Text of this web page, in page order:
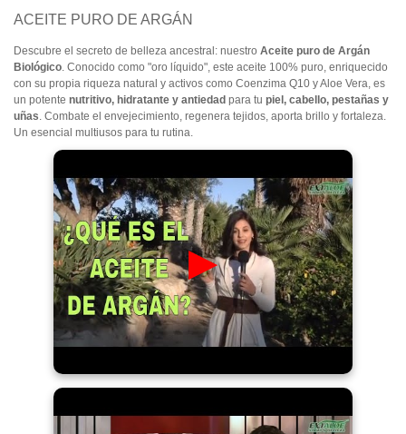
ACEITE PURO DE ARGÁN
Descubre el secreto de belleza ancestral: nuestro Aceite puro de Argán
Biológico. Conocido como "oro líquido", este aceite 100% puro, enriquecido
con su propia riqueza natural y activos como Coenzima Q10 y Aloe Vera, es
un potente nutritivo, hidratante y antiedad para tu piel, cabello, pestañas y
uñas. Combate el envejecimiento, regenera tejidos, aporta brillo y fortaleza.
Un esencial multiusos para tu rutina.
▶